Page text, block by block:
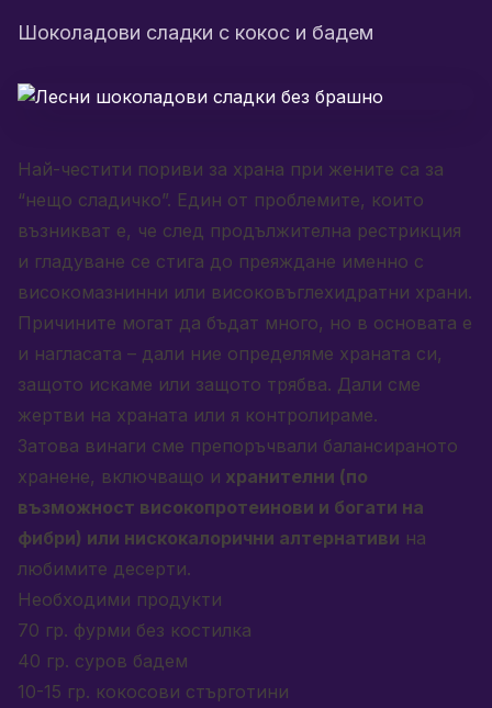
Шоколадови сладки с кокос и бадем
Най-честити пориви за храна при жените са за
“нещо сладичко”. Един от проблемите, които
възникват е, че след продължителна рестрикция
и гладуване се стига до преяждане именно с
високомазнинни или високовъглехидратни храни.
Причините могат да бъдат много, но в основата е
и нагласата – дали ние определяме храната си,
защото искаме или защото трябва. Дали сме
жертви на храната или я контролираме.
Затова винаги сме препоръчвали балансираното
хранене, включващо и хранителни (по
възможност високопротеинови и богати на
фибри) или нискокалорични алтернативи на
любимите десерти.
Необходими продукти
70 гр. фурми без костилка
40 гр. суров бадем
10-15 гр. кокосови стърготини